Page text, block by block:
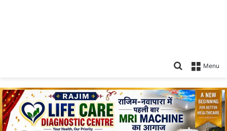
Menu
Search